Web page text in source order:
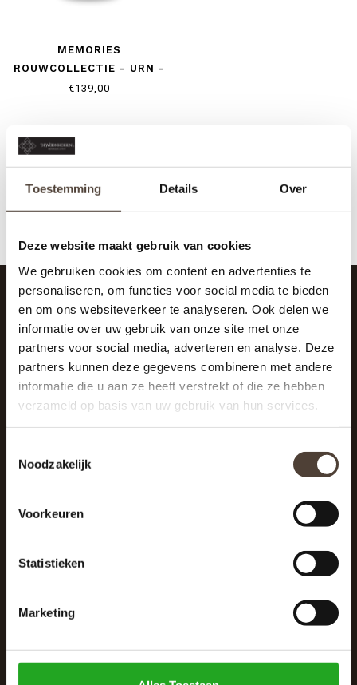
Toestemming Details Over
Deze website maakt gebruik van cookies
We gebruiken cookies om content en advertenties te
personaliseren, om functies voor social media te bieden
en om ons websiteverkeer te analyseren. Ook delen we
informatie over uw gebruik van onze site met onze
partners voor social media, adverteren en analyse. Deze
partners kunnen deze gegevens combineren met andere
informatie die u aan ze heeft verstrekt of die ze hebben
verzameld op basis van uw gebruik van hun services.
Noodzakelijk
Voorkeuren
Statistieken
Marketing
MEMORIES
ROUWCOLLECTIE - URN -
ENGELENVLEUGELS
€139,00
SCHRIJF JE IN VOOR DE NIEUWSBRIEF
And stay up to date with our latest offers
5625 AG Eindhoven